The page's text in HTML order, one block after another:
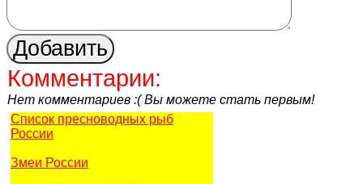
Комментарии:
Нет комментариев :( Вы можете стать первым!
Список пресноводных рыб
России
Змеи России